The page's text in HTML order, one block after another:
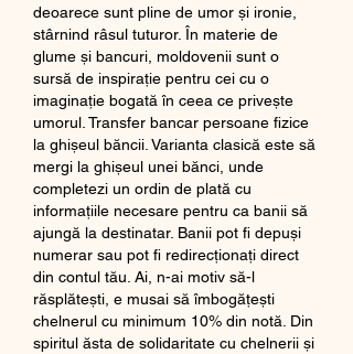
deoarece sunt pline de umor și ironie,
stârnind râsul tuturor. În materie de
glume și bancuri, moldovenii sunt o
sursă de inspirație pentru cei cu o
imaginație bogată în ceea ce privește
umorul. Transfer bancar persoane fizice
la ghișeul băncii. Varianta clasică este să
mergi la ghișeul unei bănci, unde
completezi un ordin de plată cu
informațiile necesare pentru ca banii să
ajungă la destinatar. Banii pot fi depuși
numerar sau pot fi redirecționați direct
din contul tău. Ai, n-ai motiv să-l
răsplătești, e musai să îmbogățești
chelnerul cu minimum 10% din notă. Din
spiritul ăsta de solidaritate cu chelnerii și